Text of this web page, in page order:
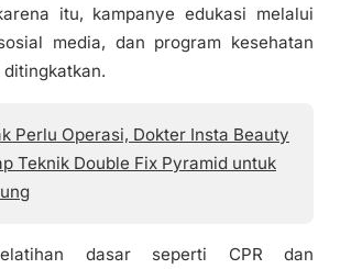
itu, kampanye edukasi melalui
media, dan program kesehatan
Perlu Operasi, Dokter Insta Beauty
Teknik Double Fix Pyramid untuk
dasar seperti CPR dan